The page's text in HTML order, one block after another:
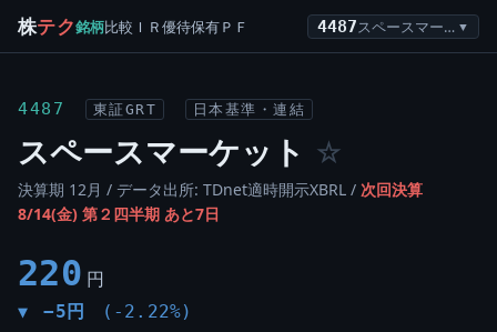
株テク銘柄比較 ＩＲ優待保有ＰＦ 4487 スペースマーケット ▼
4487 東証GRT 日本基準・連結
スペースマーケット ☆
決算期 12月 / データ出所: TDnet適時開示XBRL / 次回決算
8/14(金) 第２四半期 あと7日
220 円
▼ −5円 (-2.22%)